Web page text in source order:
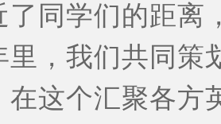
了同学们的距离
里，我们共同策
在这个汇聚各方